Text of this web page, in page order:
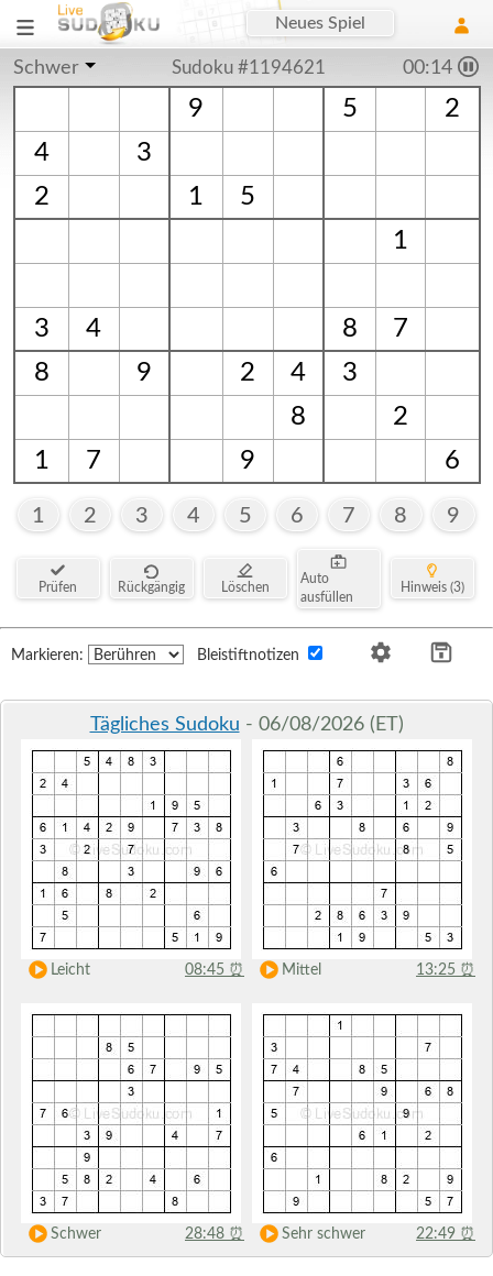
Neues Spiel
Schwer Sudoku #1194621 00:15
9 5
2
4
3
2
1
5
1
3 4 8
7
8
9 2 4
3
8
2
1
7 9 6
1 2 3 4 5 6 7 8 9
Prüfen Rückgängig Löschen
Auto
ausfüllen
Hinweis (3)
Markieren: Bleistiftnotizen
Tägliches Sudoku - 06/08/2026 (ET)
Leicht 08:45 ⏰ Mittel 13:25 ⏰
Schwer 28:48 ⏰ Sehr schwer 22:49 ⏰